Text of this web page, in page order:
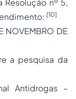
nº 5,
[10]
NOVEMBRO DE
a pesquisa da
Antidrogas –